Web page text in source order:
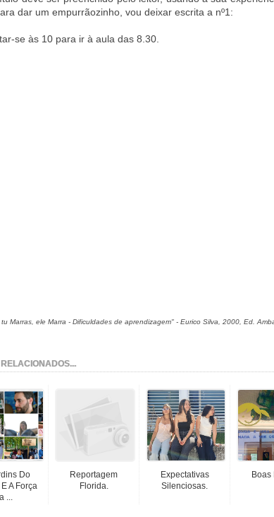
dar um empurrãozinho, vou deixar escrita a nº1:
se às 10 para ir à aula das 8.30.
Marras, ele Marra - Dificuldades de aprendizagem" - Eurico Silva, 2000, Ed.
Do
A Força
...
Reportagem
Florida.
Expectativas
Silenciosas.
Boas